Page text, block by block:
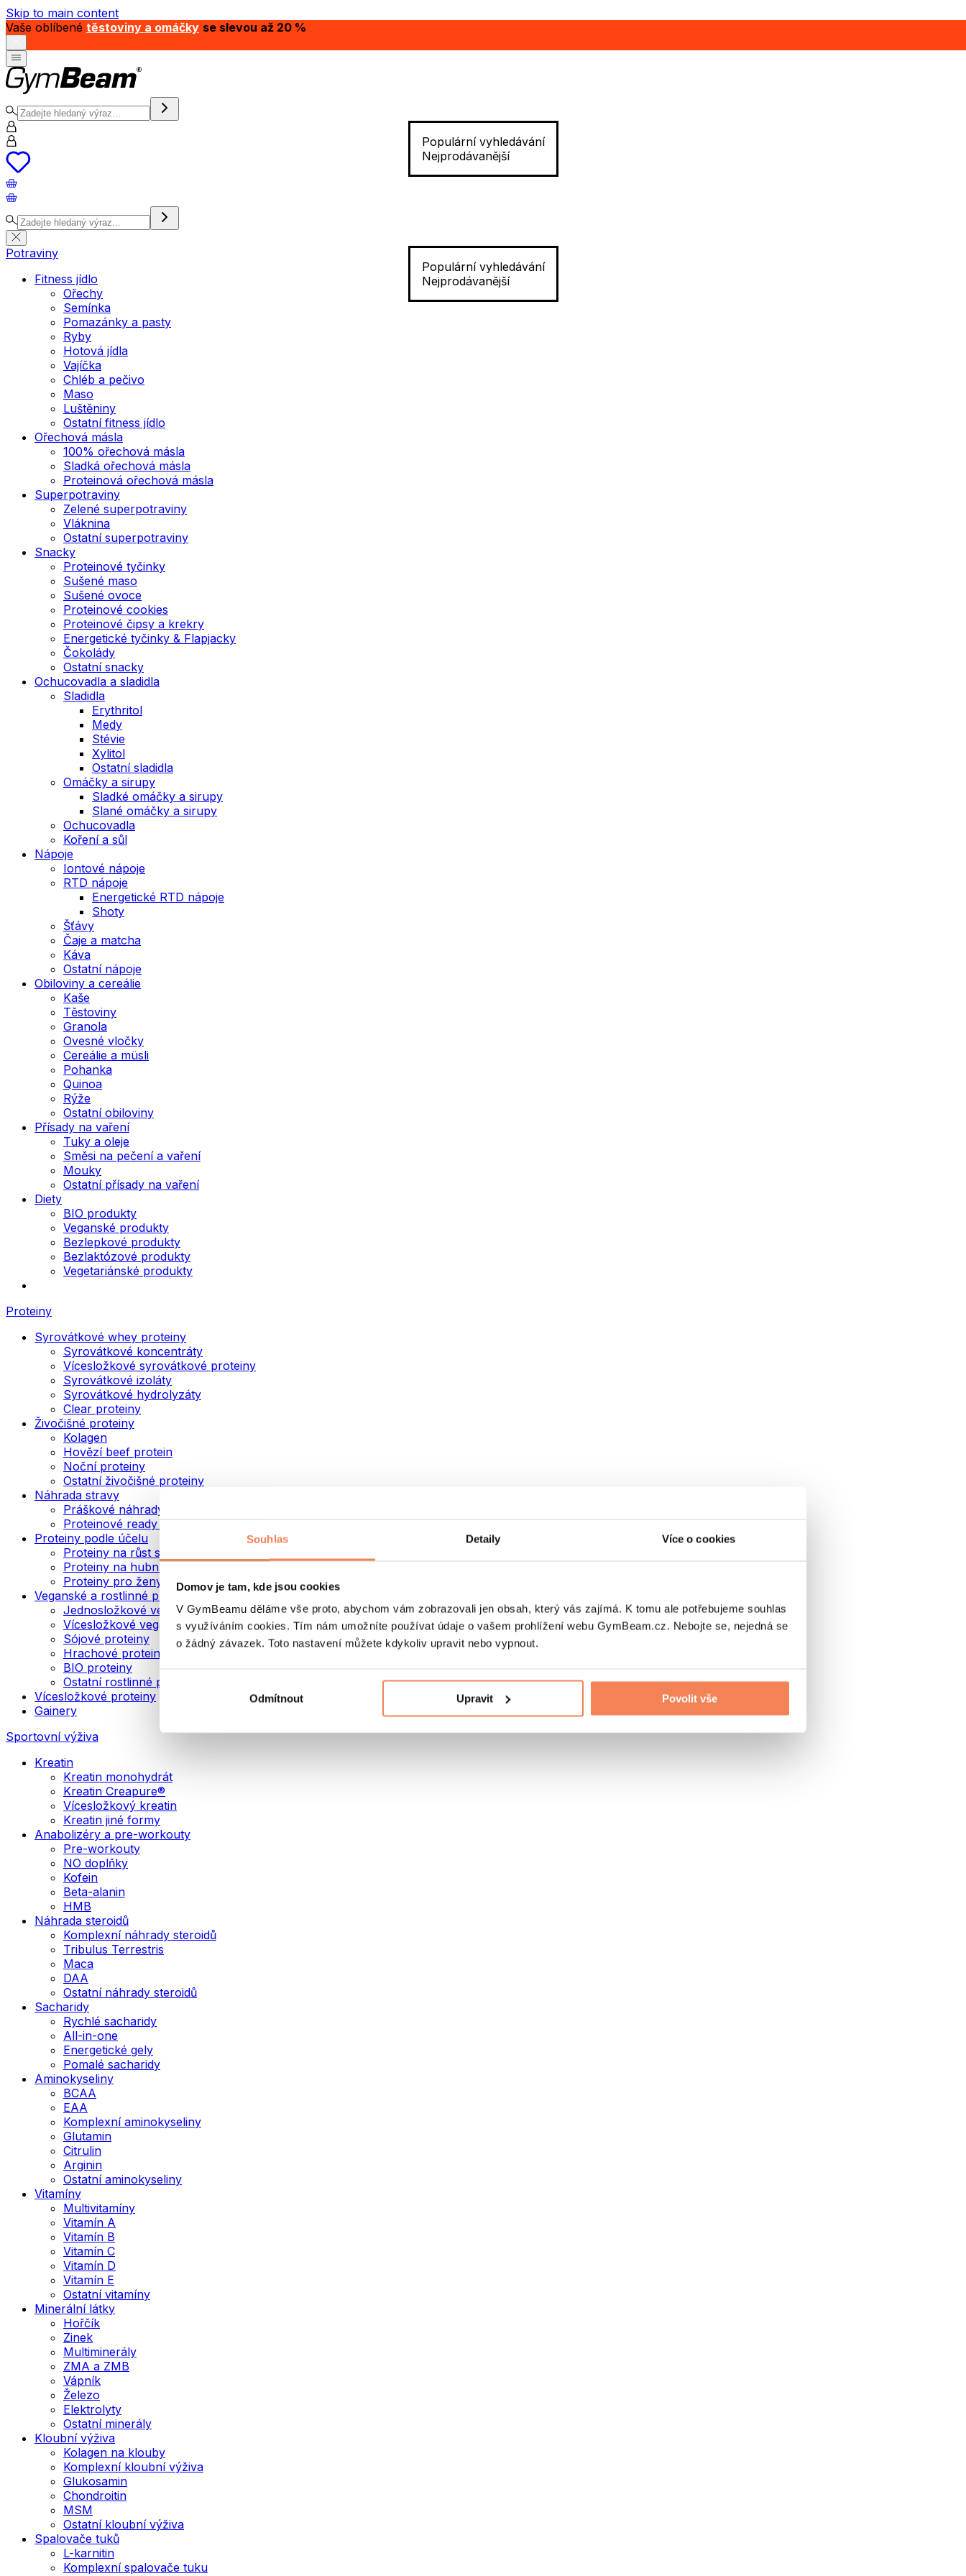
Souhlas Detaily Více o cookies
Domov je tam, kde jsou cookies
V GymBeamu děláme vše proto, abychom vám zobrazovali jen obsah, který vás zajímá. K tomu ale potřebujeme souhlas
s využíváním cookies. Tím nám umožníte používat údaje o vašem prohlížení webu GymBeam.cz. Nebojte se, nejedná se
o žádný závazek. Toto nastavení můžete kdykoliv upravit nebo vypnout.
Odmítnout Upravit Povolit vše
Skip to main content
Vaše oblíbené těstoviny a omáčky se slevou až 20 %
Populární vyhledávání
Nejprodávanější
Populární vyhledávání
Nejprodávanější
Potraviny
Fitness jídlo
Ořechy
Semínka
Pomazánky a pasty
Ryby
Hotová jídla
Vajíčka
Chléb a pečivo
Maso
Luštěniny
Ostatní fitness jídlo
Ořechová másla
100% ořechová másla
Sladká ořechová másla
Proteinová ořechová másla
Superpotraviny
Zelené superpotraviny
Vláknina
Ostatní superpotraviny
Snacky
Proteinové tyčinky
Sušené maso
Sušené ovoce
Proteinové cookies
Proteinové čipsy a krekry
Energetické tyčinky & Flapjacky
Čokolády
Ostatní snacky
Ochucovadla a sladidla
Sladidla
Erythritol
Medy
Stévie
Xylitol
Ostatní sladidla
Omáčky a sirupy
Sladké omáčky a sirupy
Slané omáčky a sirupy
Ochucovadla
Koření a sůl
Nápoje
Iontové nápoje
RTD nápoje
Energetické RTD nápoje
Shoty
Šťávy
Čaje a matcha
Káva
Ostatní nápoje
Obiloviny a cereálie
Kaše
Těstoviny
Granola
Ovesné vločky
Cereálie a müsli
Pohanka
Quinoa
Rýže
Ostatní obiloviny
Přísady na vaření
Tuky a oleje
Směsi na pečení a vaření
Mouky
Ostatní přísady na vaření
Diety
BIO produkty
Veganské produkty
Bezlepkové produkty
Bezlaktózové produkty
Vegetariánské produkty
Proteiny
Syrovátkové whey proteiny
Syrovátkové koncentráty
Vícesložkové syrovátkové proteiny
Syrovátkové izoláty
Syrovátkové hydrolyzáty
Clear proteiny
Živočišné proteiny
Kolagen
Hovězí beef protein
Noční proteiny
Ostatní živočišné proteiny
Náhrada stravy
Práškové náhrady stravy
Proteinové ready to drink nápoje
Proteiny podle účelu
Proteiny na růst svalů
Proteiny na hubnutí
Proteiny pro ženy
Veganské a rostlinné proteiny
Jednosložkové veganské proteiny
Vícesložkové veganské proteiny
Sójové proteiny
Hrachové proteiny
BIO proteiny
Ostatní rostlinné proteiny
Vícesložkové proteiny
Gainery
Sportovní výživa
Kreatin
Kreatin monohydrát
Kreatin Creapure®
Vícesložkový kreatin
Kreatin jiné formy
Anabolizéry a pre-workouty
Pre-workouty
NO doplňky
Kofein
Beta-alanin
HMB
Náhrada steroidů
Komplexní náhrady steroidů
Tribulus Terrestris
Maca
DAA
Ostatní náhrady steroidů
Sacharidy
Rychlé sacharidy
All-in-one
Energetické gely
Pomalé sacharidy
Aminokyseliny
BCAA
EAA
Komplexní aminokyseliny
Glutamin
Citrulin
Arginin
Ostatní aminokyseliny
Vitamíny
Multivitamíny
Vitamín A
Vitamín B
Vitamín C
Vitamín D
Vitamín E
Ostatní vitamíny
Minerální látky
Hořčík
Zinek
Multiminerály
ZMA a ZMB
Vápník
Železo
Elektrolyty
Ostatní minerály
Kloubní výživa
Kolagen na klouby
Komplexní kloubní výživa
Glukosamin
Chondroitin
MSM
Ostatní kloubní výživa
Spalovače tuků
L-karnitin
Komplexní spalovače tuku